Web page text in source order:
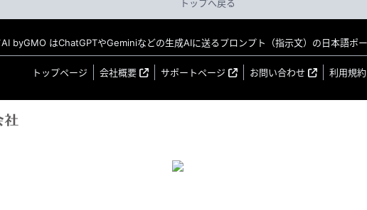
トップへ戻る
byGMO はChatGPTやGeminiなどの生成AIに送るプロンプト（指示文）の日本語ポー
トップページ 会社概要 サポートページ お問い合わせ 利用規約